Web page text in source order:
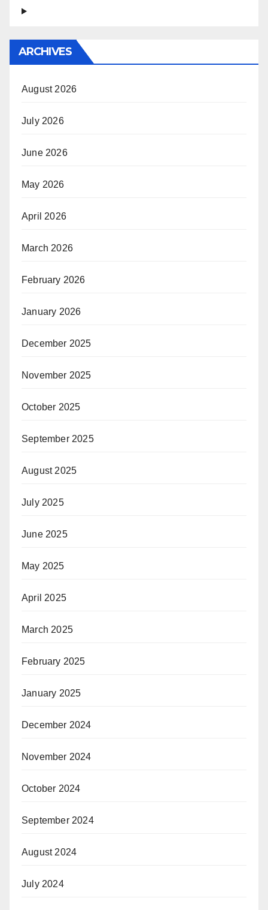
ARCHIVES
August 2026
July 2026
June 2026
May 2026
April 2026
March 2026
February 2026
January 2026
December 2025
November 2025
October 2025
September 2025
August 2025
July 2025
June 2025
May 2025
April 2025
March 2025
February 2025
January 2025
December 2024
November 2024
October 2024
September 2024
August 2024
July 2024